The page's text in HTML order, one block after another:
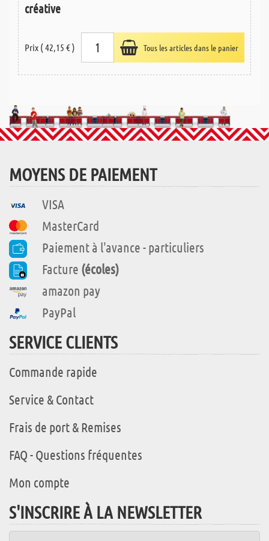
créative
Prix ( 42,15 € ) Tous les articles dans le panier
MOYENS DE PAIEMENT
VISA
MasterCard
Paiement à l'avance - particuliers
Facture (écoles)
amazon pay
PayPal
SERVICE CLIENTS
Commande rapide
Service & Contact
Frais de port & Remises
FAQ - Questions fréquentes
Mon compte
S'INSCRIRE À LA NEWSLETTER